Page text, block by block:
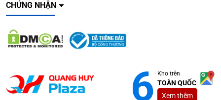
CHỨNG NHẬN
Kho trên
TOÀN QUỐC
Xem thêm